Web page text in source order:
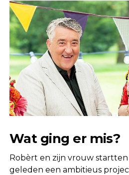
Wat ging er mis?
Robèrt en zijn vrouw
geleden een ambitieus